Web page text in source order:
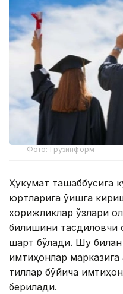
Фото: Грузинформ
Ҳукумат ташаббусига
юртларига ўқишга
хорижликлар ўзлари
билишини тасдиқловчи
шарт бўлади. Шу
имтиҳонлар
тиллар бўйича
берилади.